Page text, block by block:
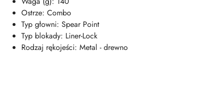
Ostrze: Combo
Typ głowni: Spear Point
Typ blokady: Liner-Lock
Rodzaj rękojeści: Metal - drewno